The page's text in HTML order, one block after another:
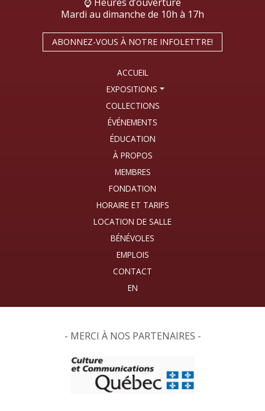
Mardi au dimanche de 10h à 17h
ABONNEZ-VOUS À NOTRE INFOLETTRE!
ACCUEIL
EXPOSITIONS
COLLECTIONS
ÉVÉNEMENTS
ÉDUCATION
À PROPOS
MEMBRES
FONDATION
HORAIRE ET TARIFS
LOCATION DE SALLE
BÉNÉVOLES
EMPLOIS
CONTACT
- MERCI À NOS PARTENAIRES -